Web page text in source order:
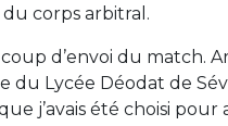
corps arbitral.
d’envoi du match.
du Lycée Déodat de
j’avais été choisi